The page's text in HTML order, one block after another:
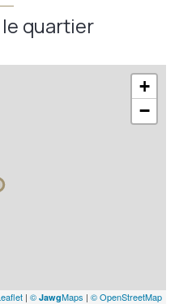
quartier
+
−
| © JawgMaps | © OpenStreetMap